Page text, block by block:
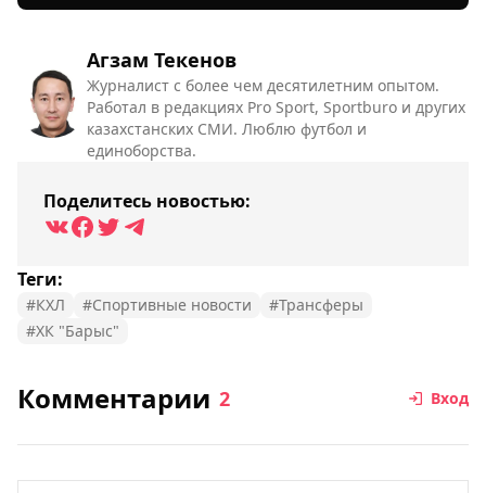
Агзам Текенов
Журналист с более чем десятилетним опытом.
Работал в редакциях Pro Sport, Sportburo и других
казахстанских СМИ. Люблю футбол и
единоборства.
Поделитесь новостью:
Теги:
#КХЛ #Спортивные новости
#Трансферы
#ХК "Барыс"
Комментарии 2 Вход